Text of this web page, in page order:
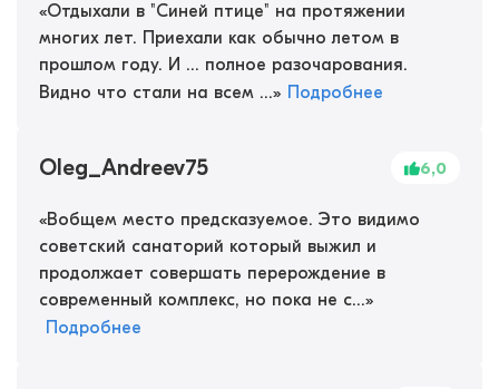
«Отдыхали в "Синей птице" на протяжении
многих лет. Приехали как обычно летом в
прошлом году. И ... полное разочарования.
Видно что стали на всем ...» Подробнее
Oleg_Andreev75 6,0
«Вобщем место предсказуемое. Это видимо
советский санаторий который выжил и
продолжает совершать перерождение в
современный комплекс, но пока не с...»
Подробнее